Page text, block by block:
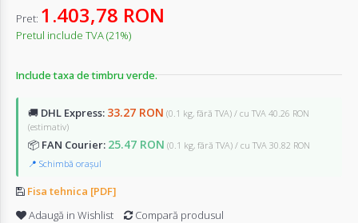
Pret: 1.403,78 RON
Pretul include TVA (21%)
Include taxa de timbru verde.
🚚 DHL Express: 33.27 RON (0.1 kg, fără TVA) / cu TVA 40.26 RON
(estimativ)
📦 FAN Courier: 25.47 RON (0.1 kg, fără TVA) / cu TVA 30.82 RON
📍 Schimbă orașul
Fisa tehnica [PDF]
Adaugă in Wishlist
Compară produsul